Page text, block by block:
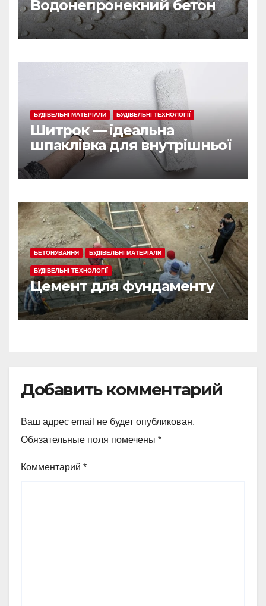
Водонепронекний бетон
БУДІВЕЛЬНІ МАТЕРІАЛИ БУДІВЕЛЬНІ ТЕХНОЛОГІЇ
Шитрок — ідеальна
шпаклівка для внутрішньої
обробки
БЕТОНУВАННЯ БУДІВЕЛЬНІ МАТЕРІАЛИ
БУДІВЕЛЬНІ ТЕХНОЛОГІЇ
Цемент для фундаменту
Добавить комментарий
Ваш адрес email не будет опубликован.
Обязательные поля помечены *
Комментарий *